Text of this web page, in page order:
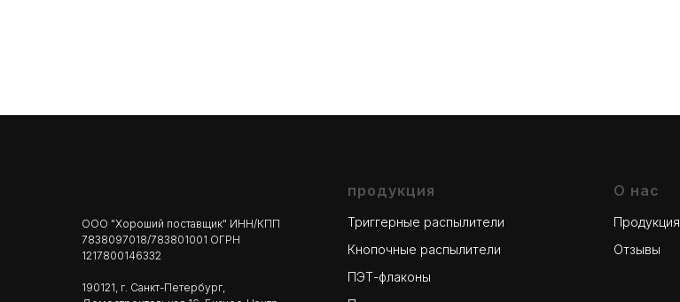
ООО "Хороший поставщик" ИНН/КПП
7838097018/783801001 ОГРН
1217800146332
190121, г. Санкт-Петербург,
продукция
Триггерные распылители
Кнопочные распылители
ПЭТ-флаконы
О нас
Продукция
Отзывы